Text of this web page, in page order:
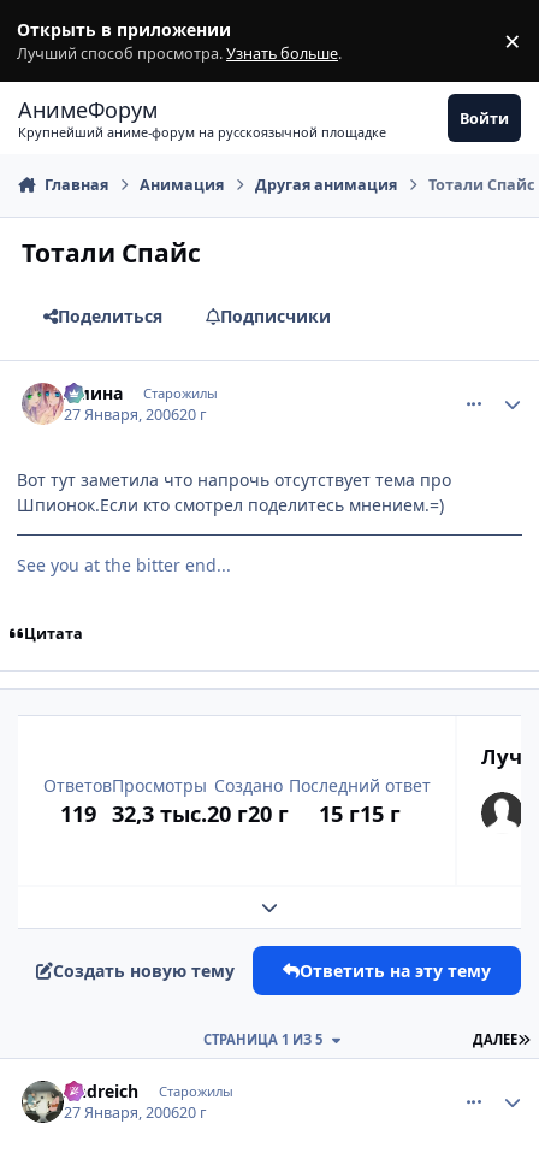
Открыть в приложении
Лучший способ просмотра.Узнать больше. ×
АнимеФорум
Крупнейший аниме-форум на русскоязычной площадке
Войти
Главная Анимация Другая анимация Тотали Спайс
Тотали Спайс
Поделиться Подписчики
Амина Старожилы
27 Января, 200620 г
Вот тут заметила что напрочь отсутствует тема про
Шпионок.Если кто смотрел поделитесь мнением.=)
See you at the bitter end...
Цитата
Ответов
119
Просмотры
32,3 тыс.
Создано
20 г20 г
Последний ответ
15 г15 г
Развернуть обзор темы
Создать новую тему Ответить на эту тему
ДАЛЕЕ
СТРАНИЦА 1 ИЗ 5
Andreich Старожилы
27 Января, 200620 г